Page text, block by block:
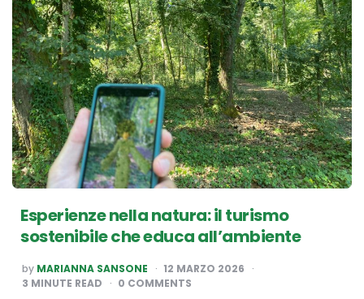
Esperienze nella natura: il turismo
sostenibile che educa all’ambiente
POSTED
BY
by MARIANNA SANSONE
12 MARZO 2026
3 MINUTE READ 0 COMMENTS